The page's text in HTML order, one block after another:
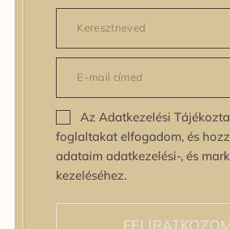
Száraz
Bőrprobléma
Bőrprobléma
Bőrpír
Dehidratált bőr
Egyenetlen
Egyenetlen tónus
Érett bőr
Fakóság
Az Adatkezelési
foglaltakat elfogadom, és
adataim adatkezelési-, és
kezeléséhez.